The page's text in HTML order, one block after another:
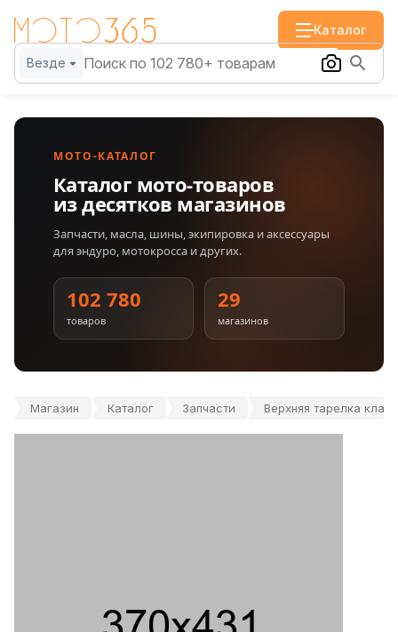
Каталог
Везде
МОТО-КАТАЛОГ
Каталог мото-товаров
из десятков магазинов
Запчасти, масла, шины, экипировка и аксессуары
для эндуро, мотокросса и других.
102 780
товаров
29
магазинов
Магазин Каталог Запчасти Верхняя тарелка